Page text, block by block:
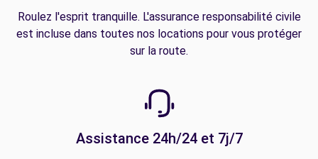
Roulez l'esprit tranquille. L'assurance responsabilité civile
est incluse dans toutes nos locations pour vous protéger
sur la route.
Assistance 24h/24 et 7j/7